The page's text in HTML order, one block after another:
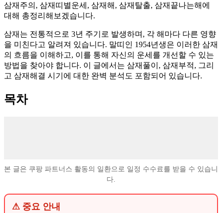
삼재주의, 삼재띠별운세, 삼재해, 삼재탈출, 삼재끝나는해에
대해 총정리해보겠습니다.
삼재는 전통적으로 3년 주기로 발생하며, 각 해마다 다른 영향
을 미친다고 알려져 있습니다. 말띠인 1954년생은 이러한 삼재
의 흐름을 이해하고, 이를 통해 자신의 운세를 개선할 수 있는
방법을 찾아야 합니다. 이 글에서는 삼재풀이, 삼재부적, 그리
고 삼재해결 시기에 대한 완벽 분석도 포함되어 있습니다.
목차
본 글은 쿠팡 파트너스 활동의 일환으로 일정 수수료를 받을 수 있습니
다.
⚠ 중요 안내